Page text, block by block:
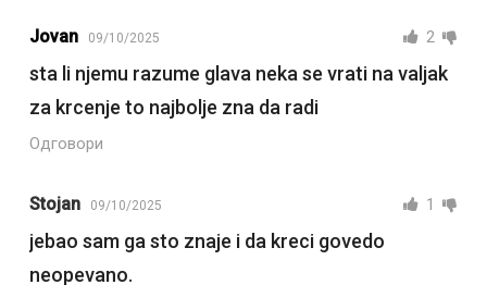
Jovan 09/10/2025 2
sta li njemu razume glava neka se vrati na valjak
za krcenje to najbolje zna da radi
Одговори
Stojan 09/10/2025 1
jebao sam ga sto znaje i da kreci govedo
neopevano.